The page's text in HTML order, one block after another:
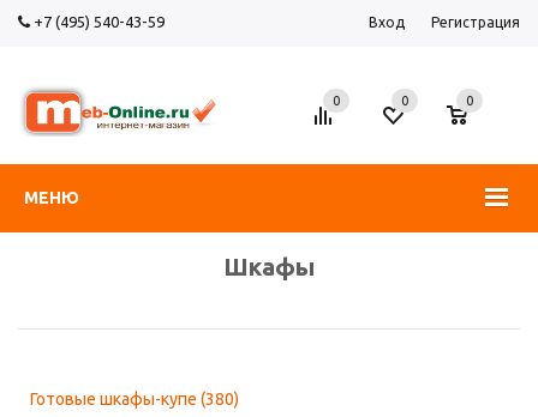
+7 (495) 540-43-59 Вход Регистрация
МЕНЮ
0 0
0
Шкафы
Готовые шкафы-купе (380)